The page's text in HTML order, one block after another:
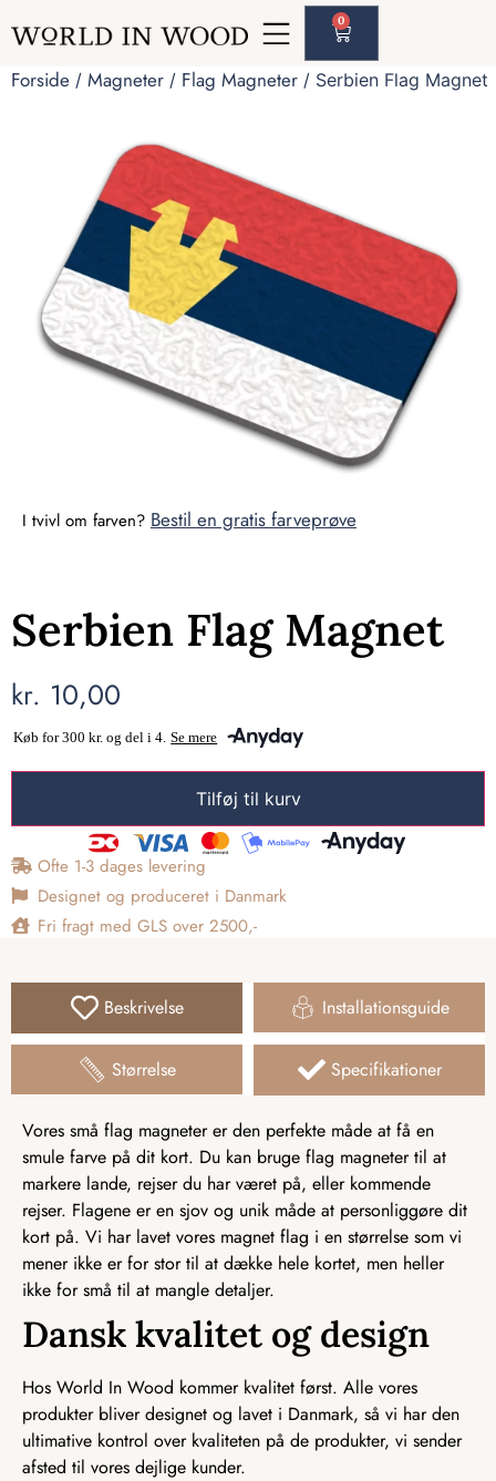
0
Forside / Magneter / Flag Magneter / Serbien Flag Magnet
I tvivl om farven? Bestil en gratis farveprøve
Serbien Flag Magnet
kr. 10,00
Tilføj til kurv
Ofte 1-3 dages levering
Designet og produceret i Danmark
Fri fragt med GLS over 2500,-
Beskrivelse
Størrelse
Installationsguide
Specifikationer
Vores små flag magneter er den perfekte måde at få en
smule farve på dit kort. Du kan bruge flag magneter til at
markere lande, rejser du har været på, eller kommende
rejser. Flagene er en sjov og unik måde at personliggøre dit
kort på. Vi har lavet vores magnet flag i en størrelse som vi
mener ikke er for stor til at dække hele kortet, men heller
ikke for små til at mangle detaljer.
Dansk kvalitet og design
Hos World In Wood kommer kvalitet først. Alle vores
produkter bliver designet og lavet i Danmark, så vi har den
ultimative kontrol over kvaliteten på de produkter, vi sender
afsted til vores dejlige kunder.